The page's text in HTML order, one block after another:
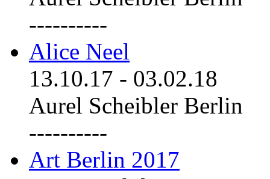
----------
Alice Neel
13.10.17 - 03.02.18
Aurel Scheibler Berlin
----------
Art Berlin 2017